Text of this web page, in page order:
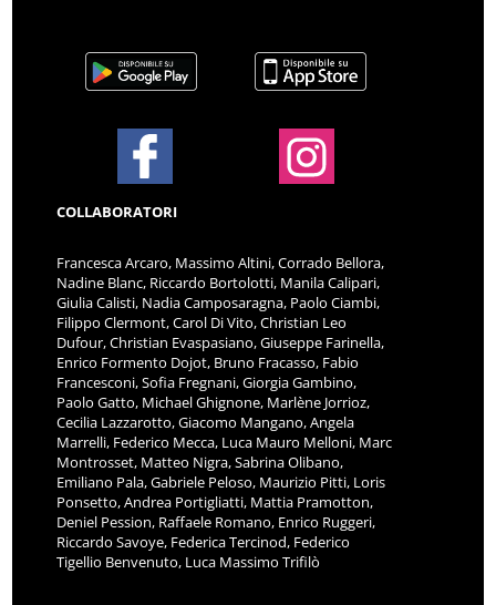
COLLABORATORI
Francesca Arcaro, Massimo Altini, Corrado Bellora,
Nadine Blanc, Riccardo Bortolotti, Manila Calipari,
Giulia Calisti, Nadia Camposaragna, Paolo Ciambi,
Filippo Clermont, Carol Di Vito, Christian Leo
Dufour, Christian Evaspasiano, Giuseppe Farinella,
Enrico Formento Dojot, Bruno Fracasso, Fabio
Francesconi, Sofia Fregnani, Giorgia Gambino,
Paolo Gatto, Michael Ghignone, Marlène Jorrioz,
Cecilia Lazzarotto, Giacomo Mangano, Angela
Marrelli, Federico Mecca, Luca Mauro Melloni, Marc
Montrosset, Matteo Nigra, Sabrina Olibano,
Emiliano Pala, Gabriele Peloso, Maurizio Pitti, Loris
Ponsetto, Andrea Portigliatti, Mattia Pramotton,
Deniel Pession, Raffaele Romano, Enrico Ruggeri,
Riccardo Savoye, Federica Tercinod, Federico
Tigellio Benvenuto, Luca Massimo Trifilò